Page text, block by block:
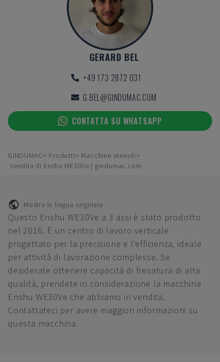
GERARD BEL
+49 173 2872 031
G.BEL@GINDUMAC.COM
CONTATTA SU WHATSAPP
GINDUMAC Prodotti
Macchine utensili
Vendita di Enshu WE30Ve | gindumac.com
Mostra in lingua originale
Questo Enshu WE30Ve a 3 assi è stato prodotto
nel 2016. È un centro di lavoro verticale
progettato per la precisione e l'efficienza, ideale
per attività di lavorazione complesse. Se
desiderate ottenere capacità di fresatura di alta
qualità, prendete in considerazione la macchina
Enshu WE30Ve che abbiamo in vendita.
Contattateci per avere maggiori informazioni su
questa macchina.